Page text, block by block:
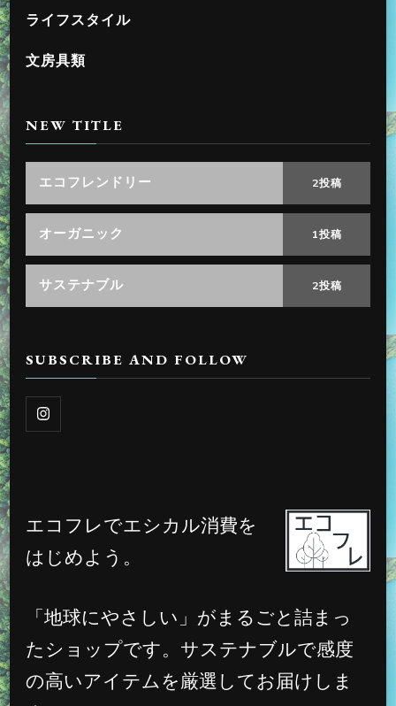
ライフスタイル
文房具類
NEW TITLE
エコフレンドリー 2投稿
オーガニック 1投稿
サステナブル 2投稿
SUBSCRIBE AND FOLLOW
エコフレでエシカル消費を
はじめよう。
「地球にやさしい」がまるごと詰まっ
たショップです。サステナブルで感度
の高いアイテムを厳選してお届けしま